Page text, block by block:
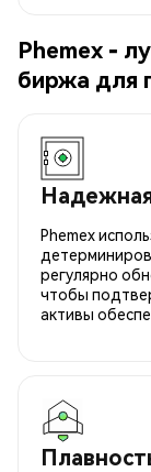
Phemex -
биржа для
Phemex
регулярно
чтобы
активы